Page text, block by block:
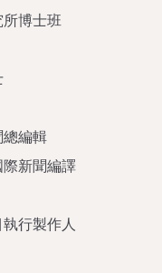
博士班
總編輯
新聞編譯
行製作人